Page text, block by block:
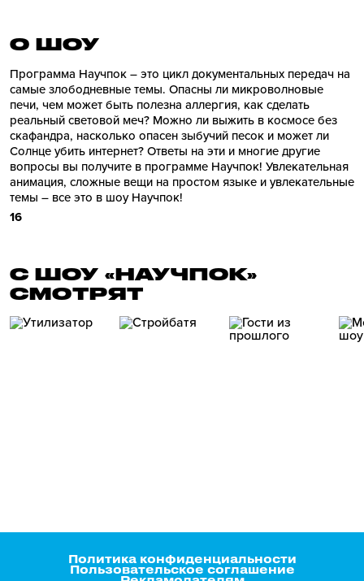
О ШОУ
Программа Научпок – это цикл документальных передач на
самые злободневные темы. Опасны ли микроволновые
печи, чем может быть полезна аллергия, как сделать
реальный световой меч? Можно ли выжить в космосе без
скафандра, насколько опасен зыбучий песок и может ли
Солнце убить интернет? Ответы на эти и многие другие
вопросы вы получите в программе Научпок! Увлекательная
анимация, сложные вещи на простом языке и увлекательные
темы – все это в шоу Научпок!
16
С ШОУ «НАУЧПОК»
СМОТРЯТ
Политика конфиденциальности
Пользовательское соглашение